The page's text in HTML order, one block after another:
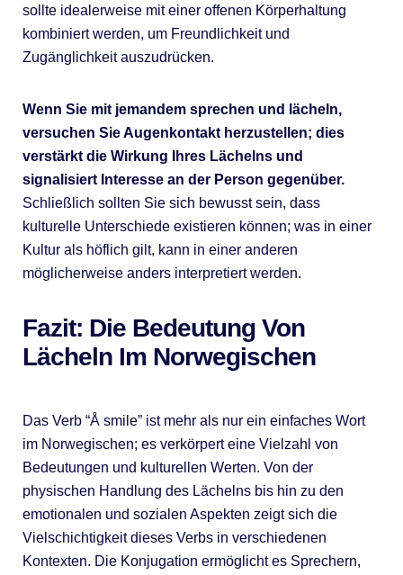
sollte idealerweise mit einer offenen Körperhaltung
kombiniert werden, um Freundlichkeit und
Zugänglichkeit auszudrücken.
Wenn Sie mit jemandem sprechen und lächeln,
versuchen Sie Augenkontakt herzustellen; dies
verstärkt die Wirkung Ihres Lächelns und
signalisiert Interesse an der Person gegenüber.
Schließlich sollten Sie sich bewusst sein, dass
kulturelle Unterschiede existieren können; was in einer
Kultur als höflich gilt, kann in einer anderen
möglicherweise anders interpretiert werden.
Fazit: Die Bedeutung Von
Lächeln Im Norwegischen
Das Verb “Å smile” ist mehr als nur ein einfaches Wort
im Norwegischen; es verkörpert eine Vielzahl von
Bedeutungen und kulturellen Werten. Von der
physischen Handlung des Lächelns bis hin zu den
emotionalen und sozialen Aspekten zeigt sich die
Vielschichtigkeit dieses Verbs in verschiedenen
Kontexten. Die Konjugation ermöglicht es Sprechern,